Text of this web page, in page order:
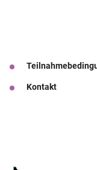
Kontakt